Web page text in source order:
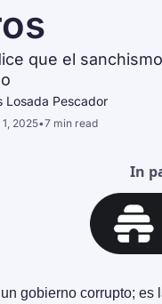
que el
Losada Pescador
2025•7 min read
In
un gobierno corrupto;